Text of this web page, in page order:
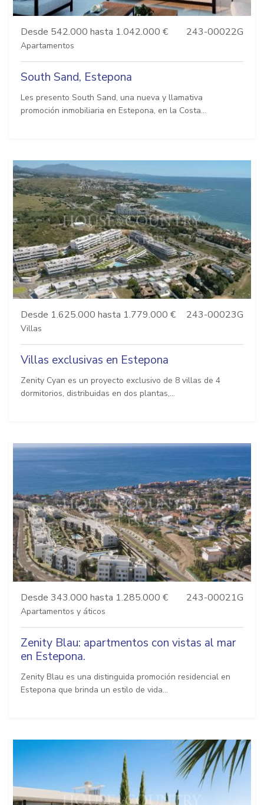
Desde 542.000 hasta 1.042.000 € 243-00022G
Apartamentos
South Sand, Estepona
Les presento South Sand, una nueva y llamativa
promoción inmobiliaria en Estepona, en la Costa...
Desde 1.625.000 hasta 1.779.000 € 243-00023G
Villas
Villas exclusivas en Estepona
Zenity Cyan es un proyecto exclusivo de 8 villas de 4
dormitorios, distribuidas en dos plantas,...
Desde 343.000 hasta 1.285.000 € 243-00021G
Apartamentos y áticos
Zenity Blau: apartmentos con vistas al mar
en Estepona.
Zenity Blau es una distinguida promoción residencial en
Estepona que brinda un estilo de vida...